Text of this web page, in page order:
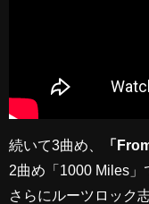
続いて3曲め、 「
2曲め「1000 Miles」
さらにルーツロック